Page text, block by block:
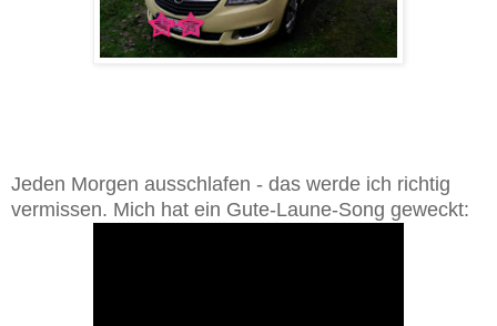
Jeden Morgen ausschlafen - das werde ich richtig
vermissen. Mich hat ein Gute-Laune-Song geweckt: